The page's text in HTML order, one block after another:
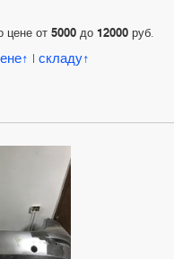
цене от 5000 до 12000 руб.
| складу